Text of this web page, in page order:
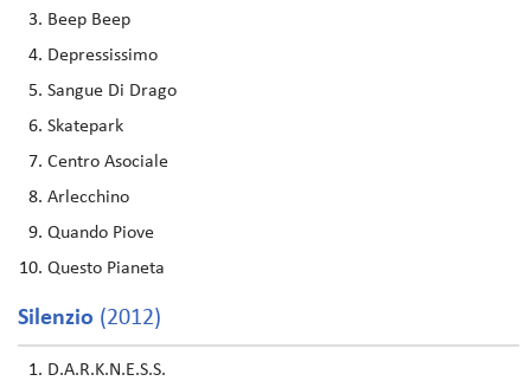
Beep Beep
Depressissimo
Sangue Di Drago
Skatepark
Centro Asociale
Arlecchino
Quando Piove
Questo Pianeta
Silenzio (2012)
D.A.R.K.N.E.S.S.